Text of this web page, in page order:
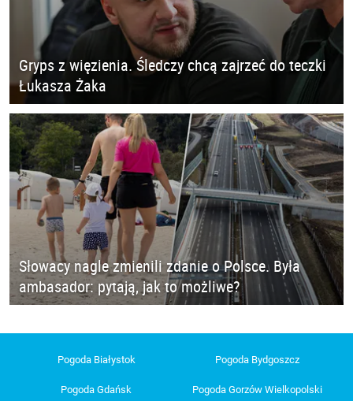
Gryps z więzienia. Śledczy chcą zajrzeć do teczki
Łukasza Żaka
Słowacy nagle zmienili zdanie o Polsce. Była
ambasador: pytają, jak to możliwe?
Pogoda Białystok Pogoda Bydgoszcz
Pogoda Gdańsk
Pogoda Gorzów Wielkopolski